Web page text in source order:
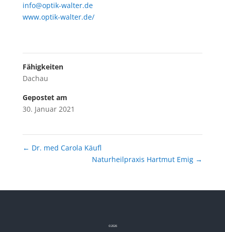
info@optik-walter.de
www.optik-walter.de/
Fähigkeiten
Dachau
Gepostet am
30. Januar 2021
← Dr. med Carola Käufl
Naturheilpraxis Hartmut Emig →
©2026